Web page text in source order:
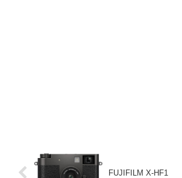
FUJIFILM X-HF1